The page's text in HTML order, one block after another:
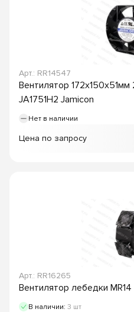
Арт.: RR14547
Вентилятор
JA1751H2 Jamicon
Нет в наличии
Цена по запросу
Арт.: RR16265
Вентилятор лебедки
В наличии: 3 шт